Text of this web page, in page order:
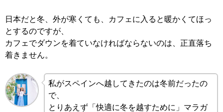
日本だと冬、外が寒くても、カフェに入ると暖かくてほっ
とするのですが、
カフェでダウンを着ていなければならないのは、正直落ち
着きません。
私がスペインへ越してきたのは冬前だったの
で、
とりあえず「快適に冬を越すために」マラガ